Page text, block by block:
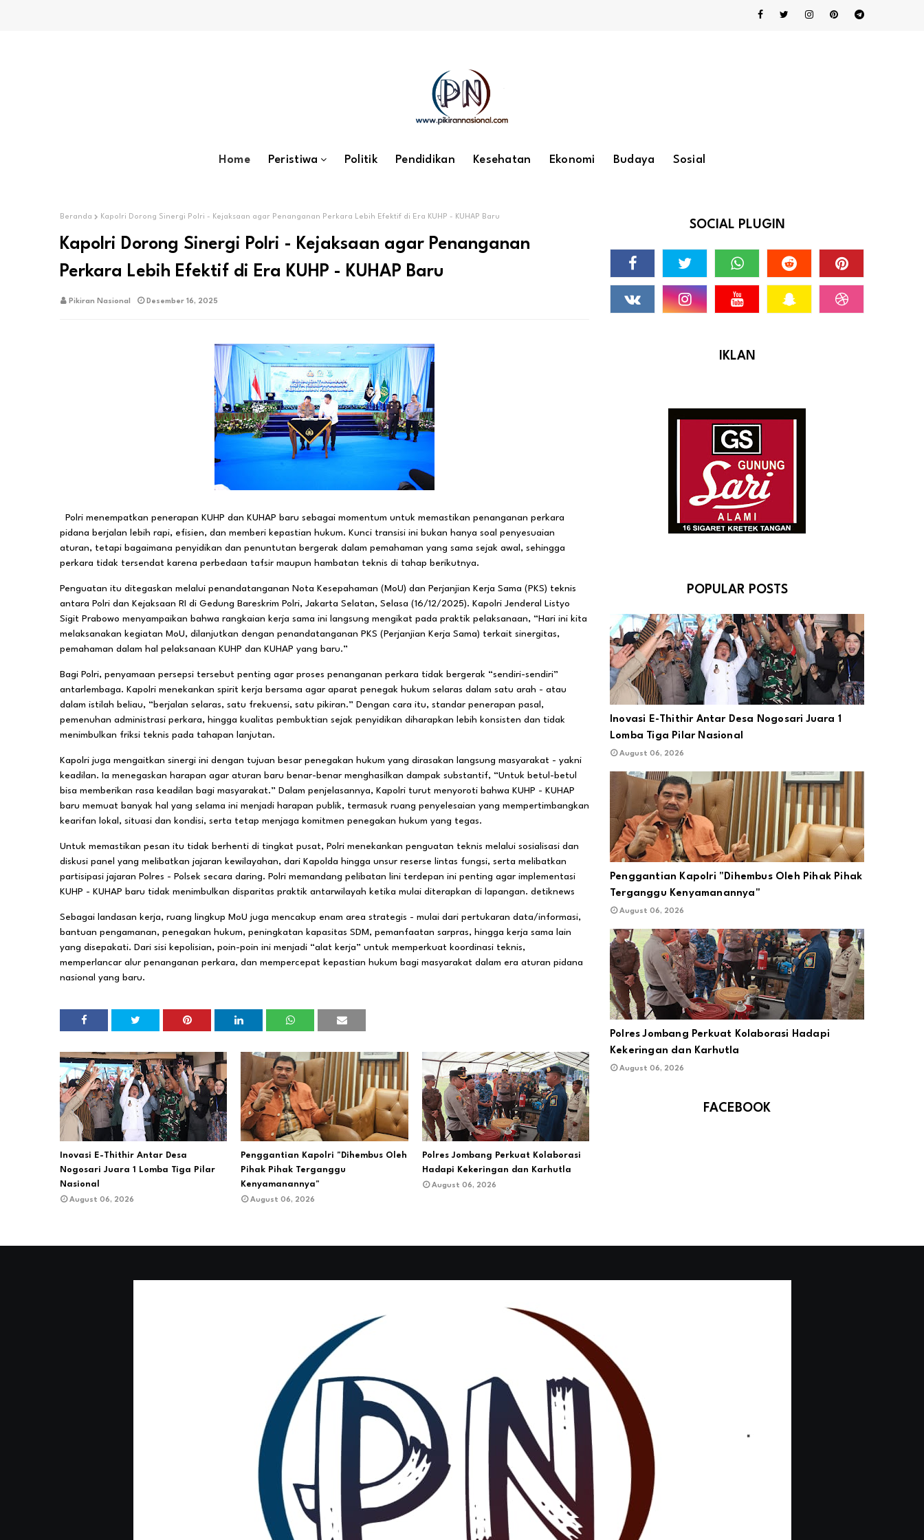
Home Peristiwa Politik Pendidikan Kesehatan Ekonomi Budaya Sosial
Beranda Kapolri Dorong Sinergi Polri - Kejaksaan agar Penanganan Perkara Lebih Efektif di Era KUHP - KUHAP Baru
Kapolri Dorong Sinergi Polri - Kejaksaan agar Penanganan
Perkara Lebih Efektif di Era KUHP - KUHAP Baru
Pikiran Nasional Desember 16, 2025
Polri menempatkan penerapan KUHP dan KUHAP baru sebagai momentum untuk memastikan penanganan perkara
pidana berjalan lebih rapi, efisien, dan memberi kepastian hukum. Kunci transisi ini bukan hanya soal penyesuaian
aturan, tetapi bagaimana penyidikan dan penuntutan bergerak dalam pemahaman yang sama sejak awal, sehingga
perkara tidak tersendat karena perbedaan tafsir maupun hambatan teknis di tahap berikutnya.
Penguatan itu ditegaskan melalui penandatanganan Nota Kesepahaman (MoU) dan Perjanjian Kerja Sama (PKS) teknis
antara Polri dan Kejaksaan RI di Gedung Bareskrim Polri, Jakarta Selatan, Selasa (16/12/2025). Kapolri Jenderal Listyo
Sigit Prabowo menyampaikan bahwa rangkaian kerja sama ini langsung mengikat pada praktik pelaksanaan, “Hari ini kita
melaksanakan kegiatan MoU, dilanjutkan dengan penandatanganan PKS (Perjanjian Kerja Sama) terkait sinergitas,
pemahaman dalam hal pelaksanaan KUHP dan KUHAP yang baru.”
Bagi Polri, penyamaan persepsi tersebut penting agar proses penanganan perkara tidak bergerak “sendiri-sendiri”
antarlembaga. Kapolri menekankan spirit kerja bersama agar aparat penegak hukum selaras dalam satu arah - atau
dalam istilah beliau, “berjalan selaras, satu frekuensi, satu pikiran.” Dengan cara itu, standar penerapan pasal,
pemenuhan administrasi perkara, hingga kualitas pembuktian sejak penyidikan diharapkan lebih konsisten dan tidak
menimbulkan friksi teknis pada tahapan lanjutan.
Kapolri juga mengaitkan sinergi ini dengan tujuan besar penegakan hukum yang dirasakan langsung masyarakat - yakni
keadilan. Ia menegaskan harapan agar aturan baru benar-benar menghasilkan dampak substantif, “Untuk betul-betul
bisa memberikan rasa keadilan bagi masyarakat.” Dalam penjelasannya, Kapolri turut menyoroti bahwa KUHP - KUHAP
baru memuat banyak hal yang selama ini menjadi harapan publik, termasuk ruang penyelesaian yang mempertimbangkan
kearifan lokal, situasi dan kondisi, serta tetap menjaga komitmen penegakan hukum yang tegas.
Untuk memastikan pesan itu tidak berhenti di tingkat pusat, Polri menekankan penguatan teknis melalui sosialisasi dan
diskusi panel yang melibatkan jajaran kewilayahan, dari Kapolda hingga unsur reserse lintas fungsi, serta melibatkan
partisipasi jajaran Polres - Polsek secara daring. Polri memandang pelibatan lini terdepan ini penting agar implementasi
KUHP - KUHAP baru tidak menimbulkan disparitas praktik antarwilayah ketika mulai diterapkan di lapangan. detiknews
Sebagai landasan kerja, ruang lingkup MoU juga mencakup enam area strategis - mulai dari pertukaran data/informasi,
bantuan pengamanan, penegakan hukum, peningkatan kapasitas SDM, pemanfaatan sarpras, hingga kerja sama lain
yang disepakati. Dari sisi kepolisian, poin-poin ini menjadi “alat kerja” untuk memperkuat koordinasi teknis,
memperlancar alur penanganan perkara, dan mempercepat kepastian hukum bagi masyarakat dalam era aturan pidana
nasional yang baru.
Inovasi E-Thithir Antar Desa
Nogosari Juara 1 Lomba Tiga Pilar
Nasional
August 06, 2026
Penggantian Kapolri "Dihembus Oleh
Pihak Pihak Terganggu
Kenyamanannya"
August 06, 2026
Polres Jombang Perkuat Kolaborasi
Hadapi Kekeringan dan Karhutla
August 06, 2026
SOCIAL PLUGIN
IKLAN
POPULAR POSTS
Inovasi E-Thithir Antar Desa Nogosari Juara 1
Lomba Tiga Pilar Nasional
August 06, 2026
Penggantian Kapolri "Dihembus Oleh Pihak Pihak
Terganggu Kenyamanannya"
August 06, 2026
Polres Jombang Perkuat Kolaborasi Hadapi
Kekeringan dan Karhutla
August 06, 2026
FACEBOOK